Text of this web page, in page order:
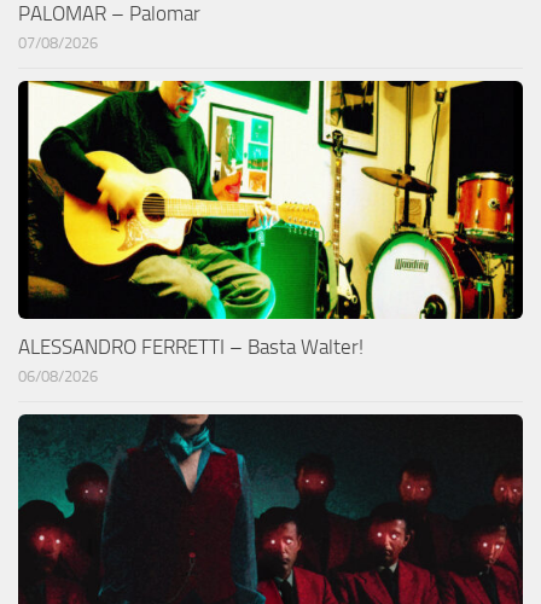
PALOMAR – Palomar
07/08/2026
ALESSANDRO FERRETTI – Basta Walter!
06/08/2026